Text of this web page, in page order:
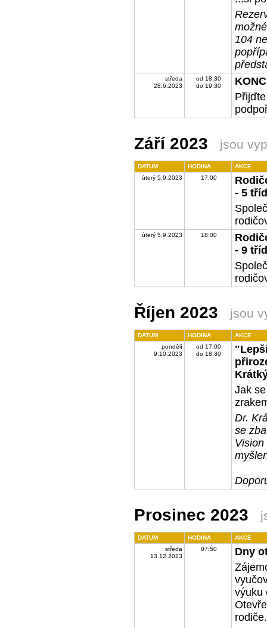
104
středa
28.6.2023
od 18:30
do 19:30
Září 2023 jsou
DATUM HODINA
AKCE
úterý 5.9.2023
17:00
- 5
úterý 5.9.2023 18:00
- 9
Říjen 2023 jsou
DATUM HODINA
AKCE
pondělí
9.10.2023
od 17:00
do 18:30
Jak
Dr.
se
Prosinec 2023
DATUM HODINA
AKCE
středa
13.12.2023
07:50
Dny
výuku
rodiče.